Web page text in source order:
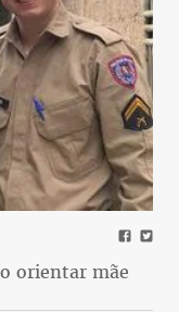
orientar mãe